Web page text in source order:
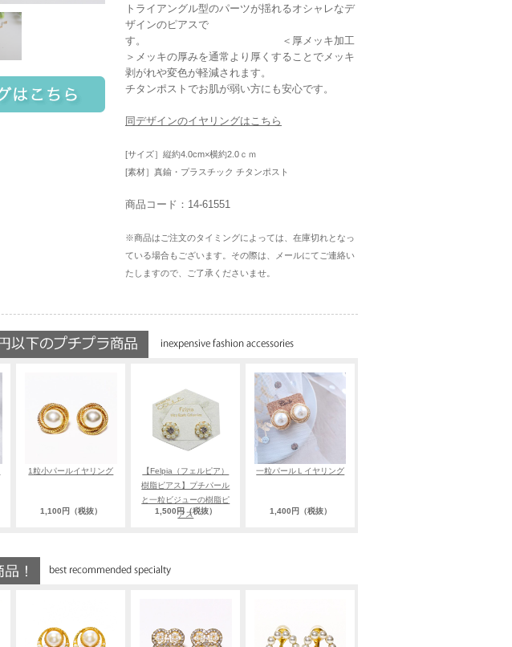
トライアングル型のパーツが揺れるオシャレなデ
ザインのピアスで
す。 ＜厚メッキ加工
＞メッキの厚みを通常より厚くすることでメッキ
剥がれや変色が軽減されます。
チタンポストでお肌が弱い方にも安心です。
同デザインのイヤリングはこちら
[サイズ］縦約4.0cm×横約2.0ｃｍ
[素材］真鍮・プラスチック チタンポスト
商品コード：14-61551
※商品はご注文のタイミングによっては、在庫切れとなっ
ている場合もございます。その際は、メールにてご連絡い
たしますので、ご了承くださいませ。
1粒小パールイヤリング
1,100円（税抜）
【Felpia（フェルピア）
樹脂ピアス】プチパール
と一粒ビジューの樹脂ピ
アス
1,500円（税抜）
一粒パールＬイヤリング
1,400円（税抜）